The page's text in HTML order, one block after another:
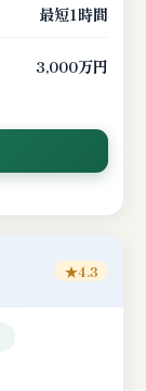
最短1時間
3,000万円
★4.3